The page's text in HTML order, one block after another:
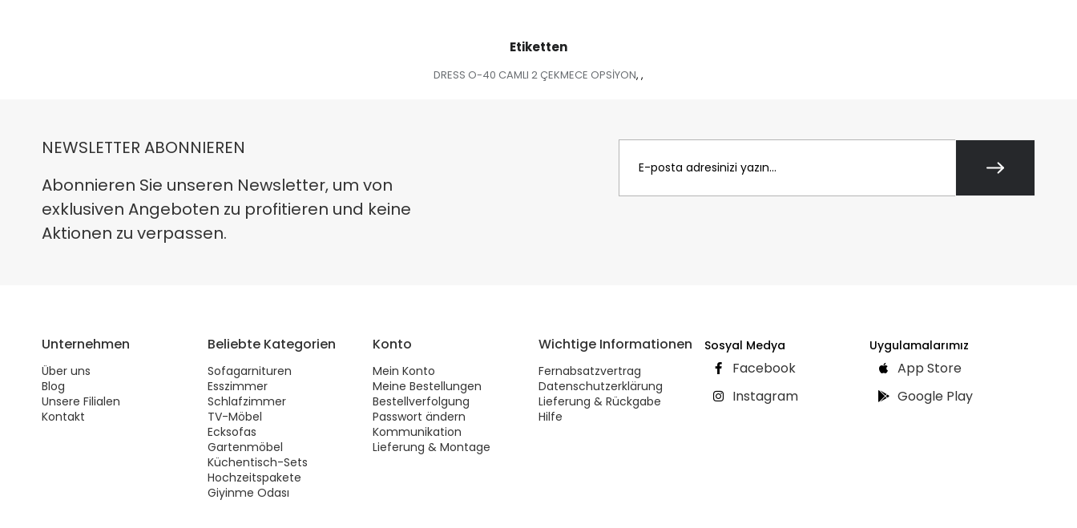
Etiketten
DRESS O-40 CAMLI 2 ÇEKMECE OPSİYON, ,
NEWSLETTER ABONNIEREN
Abonnieren Sie unseren Newsletter, um von
exklusiven Angeboten zu profitieren und keine
Aktionen zu verpassen.
Unternehmen
Über uns
Blog
Unsere Filialen
Kontakt
Beliebte Kategorien
Sofagarnituren
Esszimmer
Schlafzimmer
TV-Möbel
Ecksofas
Gartenmöbel
Küchentisch-Sets
Hochzeitspakete
Giyinme Odası
Konto
Mein Konto
Meine Bestellungen
Bestellverfolgung
Passwort ändern
Kommunikation
Lieferung & Montage
Wichtige Informationen
Fernabsatzvertrag
Datenschutzerklärung
Lieferung & Rückgabe
Hilfe
Sosyal Medya
Facebook
Instagram
Uygulamalarımız
App Store
Google Play